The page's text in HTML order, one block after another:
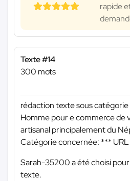
rapide
Texte #14
300 mots
rédaction texte sous catégorie
Homme pour e commerce de
artisanal principalement du
Catégorie concernée: ***
Sarah-35200 a été choisi
texte.